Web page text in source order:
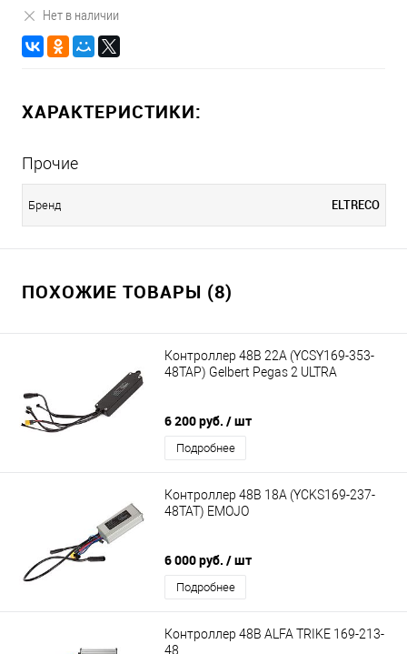
Нет в наличии
ХАРАКТЕРИСТИКИ:
Прочие
Бренд ELTRECO
ПОХОЖИЕ ТОВАРЫ (8)
Контроллер 48В 22А (YCSY169-353-
48TAP) Gelbert Pegas 2 ULTRA
6 200 руб. / шт
Подробнее
Контроллер 48В 18А (YCKS169-237-
48TAT) EMOJO
6 000 руб. / шт
Подробнее
Контроллер 48В ALFA TRIKE 169-213-
48